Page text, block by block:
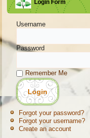
Login Form
Username
Password
Remember Me
Forgot your password?
Forgot your username?
Create an account